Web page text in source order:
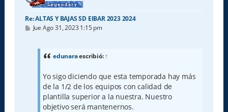
Re: ALTAS Y BAJAS SD EIBAR 2023 2024
M
Jue Ago 31, 2023 1:15 pm
edunaraescribió:↑
Yo sigo diciendo que esta temporada hay más
de la 1/2 de los equipos con calidad de
plantilla superior a la nuestra. Nuestro
objetivo será mantenernos.